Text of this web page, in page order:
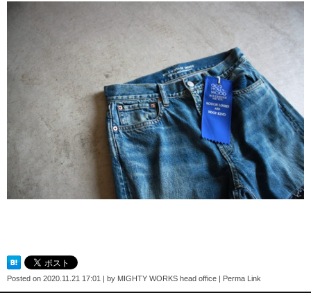
Posted on 2020.11.21 17:01 | by MIGHTY WORKS head office | Perma Link